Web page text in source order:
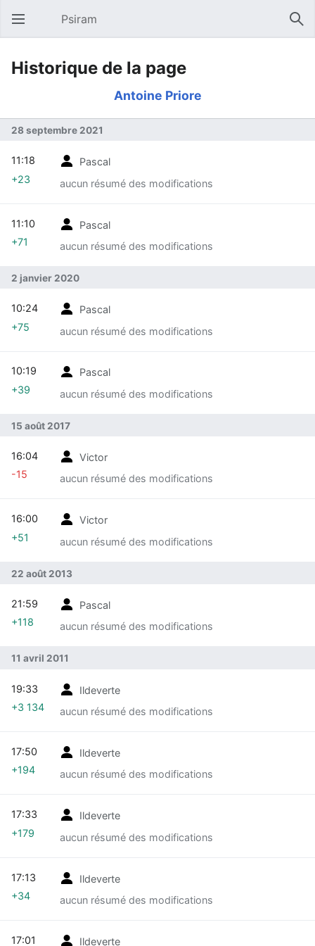
Ouvrir le menu principal Psiram
Historique de la page
Antoine Priore
28 septembre 2021
Pascal
aucun résumé des modifications
11:18
+23
Pascal
aucun résumé des modifications
11:10
+71
2 janvier 2020
Pascal
aucun résumé des modifications
10:24
+75
Pascal
aucun résumé des modifications
10:19
+39
15 août 2017
Victor
aucun résumé des modifications
16:04
-15
Victor
aucun résumé des modifications
16:00
+51
22 août 2013
Pascal
aucun résumé des modifications
21:59
+118
11 avril 2011
Ildeverte
aucun résumé des modifications
19:33
+3 134
Ildeverte
aucun résumé des modifications
17:50
+194
Ildeverte
aucun résumé des modifications
17:33
+179
Ildeverte
aucun résumé des modifications
17:13
+34
Ildeverte
17:01